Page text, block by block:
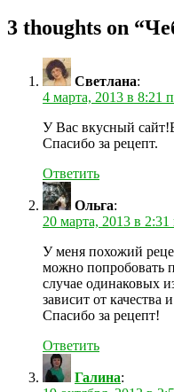
3 thoughts on “
Светлана:
4 марта, 2013 в 8:21
У Вас вкусный
Спасибо за рецепт.
Ответить
Ольга:
20 марта, 2013 в 2:31
У меня похожий
можно попробовать
случае одинаковых
зависит от качества
Спасибо за рецепт!
Ответить
Галина: